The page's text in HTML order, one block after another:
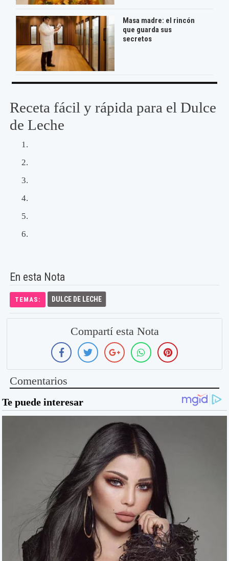
Masa madre: el rincón
que guarda sus
secretos
Receta fácil y rápida para el Dulce
de Leche
En esta Nota
TEMAS: DULCE DE LECHE
Compartí esta Nota
Comentarios